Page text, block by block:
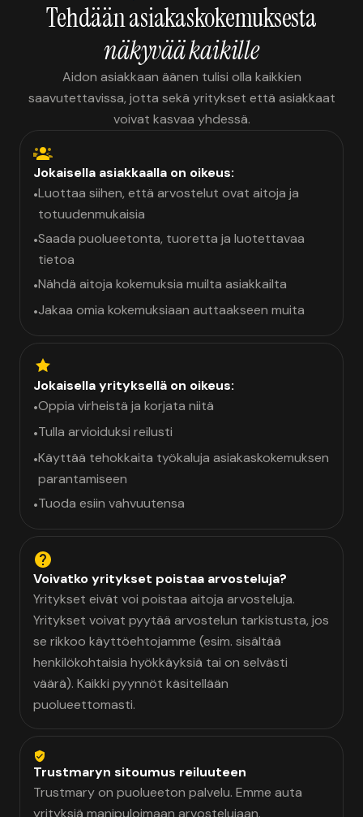
Tehdään asiakaskokemuksesta
näkyvää kaikille
Aidon asiakkaan äänen tulisi olla kaikkien
saavutettavissa, jotta sekä yritykset että asiakkaat
voivat kasvaa yhdessä.
Jokaisella asiakkaalla on oikeus:
•Luottaa siihen, että arvostelut ovat aitoja ja
totuudenmukaisia
•Saada puolueetonta, tuoretta ja luotettavaa
tietoa
•Nähdä aitoja kokemuksia muilta asiakkailta
•Jakaa omia kokemuksiaan auttaakseen muita
Jokaisella yrityksellä on oikeus:
•Oppia virheistä ja korjata niitä
•Tulla arvioiduksi reilusti
•Käyttää tehokkaita työkaluja asiakaskokemuksen
parantamiseen
•Tuoda esiin vahvuutensa
Voivatko yritykset poistaa arvosteluja?
Yritykset eivät voi poistaa aitoja arvosteluja.
Yritykset voivat pyytää arvostelun tarkistusta, jos
se rikkoo käyttöehtojamme (esim. sisältää
henkilökohtaisia hyökkäyksiä tai on selvästi
väärä). Kaikki pyynnöt käsitellään
puolueettomasti.
Trustmaryn sitoumus reiluuteen
Trustmary on puolueeton palvelu. Emme auta
yrityksiä manipuloimaan arvostelujaan.